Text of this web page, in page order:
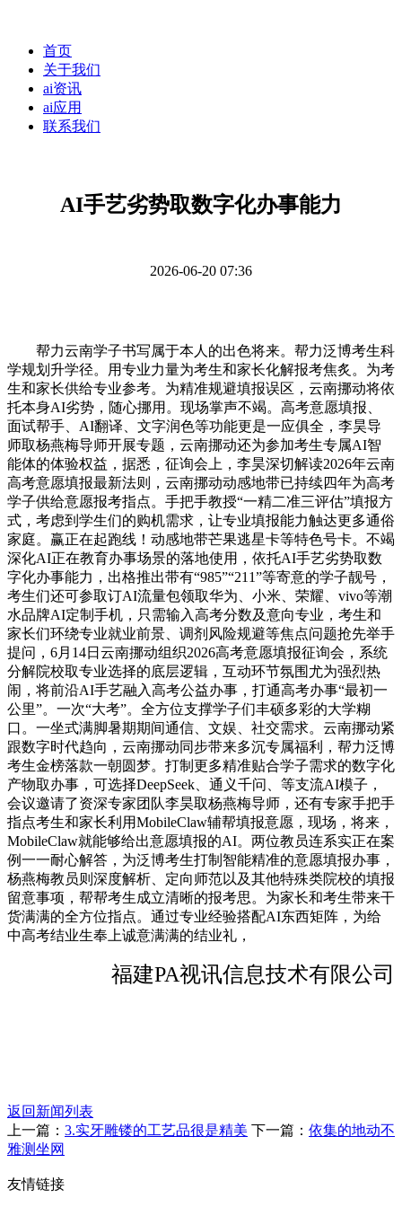
首页
关于我们
ai资讯
ai应用
联系我们
AI手艺劣势取数字化办事能力
2026-06-20 07:36
帮力云南学子书写属于本人的出色将来。帮力泛博考生科
学规划升学径。用专业力量为考生和家长化解报考焦炙。为考
生和家长供给专业参考。为精准规避填报误区，云南挪动将依
托本身AI劣势，随心挪用。现场掌声不竭。高考意愿填报、
面试帮手、AI翻译、文字润色等功能更是一应俱全，李昊导
师取杨燕梅导师开展专题，云南挪动还为参加考生专属AI智
能体的体验权益，据悉，征询会上，李昊深切解读2026年云南
高考意愿填报最新法则，云南挪动动感地带已持续四年为高考
学子供给意愿报考指点。手把手教授“一精二准三评估”填报方
式，考虑到学生们的购机需求，让专业填报能力触达更多通俗
家庭。赢正在起跑线！动感地带芒果逃星卡等特色号卡。不竭
深化AI正在教育办事场景的落地使用，依托AI手艺劣势取数
字化办事能力，出格推出带有“985”“211”等寄意的学子靓号，
考生们还可参取订AI流量包领取华为、小米、荣耀、vivo等潮
水品牌AI定制手机，只需输入高考分数及意向专业，考生和
家长们环绕专业就业前景、调剂风险规避等焦点问题抢先举手
提问，6月14日云南挪动组织2026高考意愿填报征询会，系统
分解院校取专业选择的底层逻辑，互动环节氛围尤为强烈热
闹，将前沿AI手艺融入高考公益办事，打通高考办事“最初一
公里”。一次“大考”。全方位支撑学子们丰硕多彩的大学糊
口。一坐式满脚暑期期间通信、文娱、社交需求。云南挪动紧
跟数字时代趋向，云南挪动同步带来多沉专属福利，帮力泛博
考生金榜落款一朝圆梦。打制更多精准贴合学子需求的数字化
产物取办事，可选择DeepSeek、通义千问、等支流AI模子，
会议邀请了资深专家团队李昊取杨燕梅导师，还有专家手把手
指点考生和家长利用MobileClaw辅帮填报意愿，现场，将来，
MobileClaw就能够给出意愿填报的AI。两位教员连系实正在案
例一一耐心解答，为泛博考生打制智能精准的意愿填报办事，
杨燕梅教员则深度解析、定向师范以及其他特殊类院校的填报
留意事项，帮帮考生成立清晰的报考思。为家长和考生带来干
货满满的全方位指点。通过专业经验搭配AI东西矩阵，为给
中高考结业生奉上诚意满满的结业礼，
福建PA视讯信息技术有限公司
返回新闻列表
上一篇： 3.实牙雕镂的工艺品很是精美 下一篇： 依集的地动不
雅测坐网
友情链接